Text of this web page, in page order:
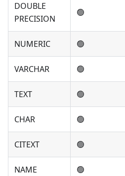
DOUBLE
PRECISION
🟢
NUMERIC 🟢
VARCHAR 🟢
TEXT 🟢
CHAR 🟢
CITEXT 🟢
NAME 🟢